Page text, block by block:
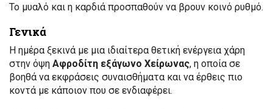
Το μυαλό και η καρδιά προσπαθούν να βρουν κοινό ρυθμό.
Γενικά
Η ημέρα ξεκινά με μια ιδιαίτερα θετική ενέργεια χάρη
στην όψη Αφροδίτη εξάγωνο Χείρωνας, η οποία σε
βοηθά να εκφράσεις συναισθήματα και να έρθεις πιο
κοντά με κάποιον που σε ενδιαφέρει.